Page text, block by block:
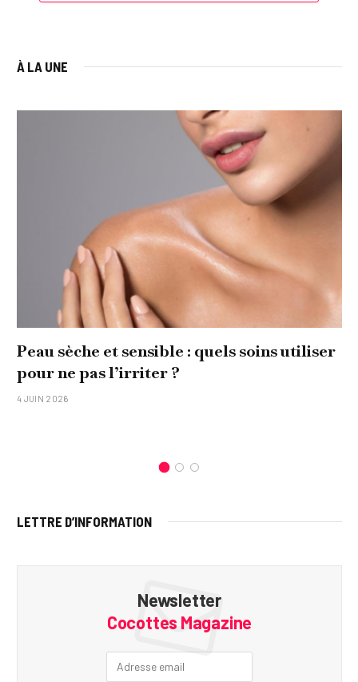
À LA UNE
Peau sèche et sensible : quels soins utiliser
pour ne pas l’irriter ?
4 JUIN 2026
LETTRE D’INFORMATION
Newsletter
Cocottes Magazine